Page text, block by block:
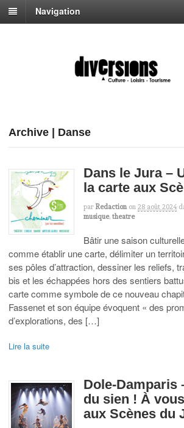
Navigation
Archive | Danse
Dans le Jura –
la carte aux
par Redaction on 28 août 2024
musique, theatre
Bâtir une saison
comme établir une carte, délimiter un
ses pôles d’attraction, dessiner les reliefs,
bis et les échappées hors des sentiers
carte comme symbole de ce nouveau
Fassenet et son équipe évoquent « des
d’explorations, des […]
Lire la suite
Dole-Damparis
du sien ! À
aux Scènes du